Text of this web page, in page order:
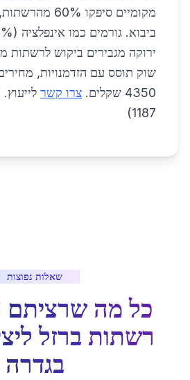
מקומיים סיפקו
ירוקה מגבירים ביקוש לרשתות
שוק תוסס עם הזדמנויות,
4350 שקלים.
צרו קשר
1187)
שאלות נפוצות
כל מה שרציתם
רשתות ברזל
בגדרה